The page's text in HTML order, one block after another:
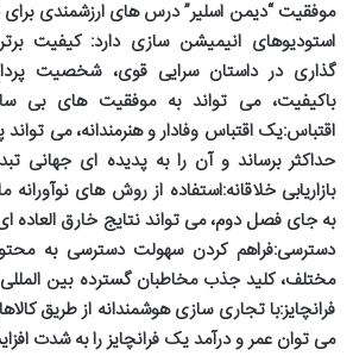
موفقیت “دیمن اسلیر” درس های ارزشمندی برای
استودیوهای انیمیشن سازی دارد:کیفیت
گذاری در داستان سرایی قوی، شخصیت
باکیفیت، می تواند به موفقیت های بی
اقتباس:یک اقتباس وفادار و هنرمندانه، می
حداکثر برساند و آن را به پدیده ای جهانی
بازاریابی خلاقانه:استفاده از روش های نوآورانه
به جای فصل دوم، می تواند نتایج خارق العاده
دسترسی:فراهم کردن سهولت دسترسی به
مختلف، کلید جذب مخاطبان گسترده بین
فرانچایز:با تجاری سازی هوشمندانه از طریق
می توان عمر و درآمد یک فرانچایز را به شدت